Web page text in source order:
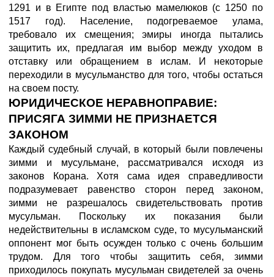
1291 и в Египте под властью мамелюков (с 1250 по
1517 год). Население, подогреваемое улама,
требовало их смещения; эмиры иногда пытались
защитить их, предлагая им выбор между уходом в
отставку или обращением в ислам. И некоторые
переходили в мусульманство для того, чтобы остаться
на своем посту.
ЮРИДИЧЕСКОЕ НЕРАВНОПРАВИЕ:
ПРИСЯГА ЗИММИ НЕ ПРИЗНАЕТСЯ
ЗАКОНОМ
Каждый судебный случай, в который были повлечены
зимми и мусульмане, рассматривался исходя из
законов Корана. Хотя сама идея справедливости
подразумевает равенство сторон перед законом,
зимми не разрешалось свидетельствовать против
мусульман. Поскольку их показания были
недействительны в исламском суде, то мусульманский
оппонент мог быть осужден только с очень большим
трудом. Для того чтобы защитить себя, зимми
приходилось покупать мусульман свидетелей за очень